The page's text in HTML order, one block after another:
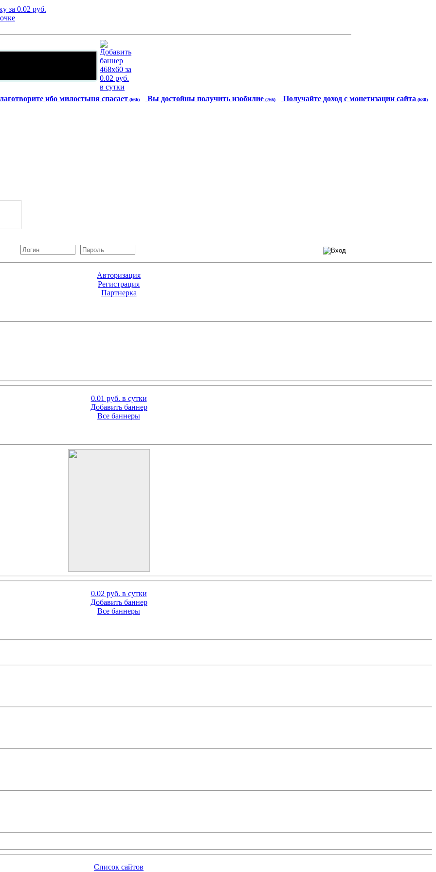
ибо милостыня спасает (666) Вы достойны получить изобилие (766) Получайте доход с монетизации сайта (680)
Авторизация
Регистрация
Партнерка
0.01 руб. в сутки
Добавить баннер
Все баннеры
0.02 руб. в сутки
Добавить баннер
Все баннеры
Список сайтов